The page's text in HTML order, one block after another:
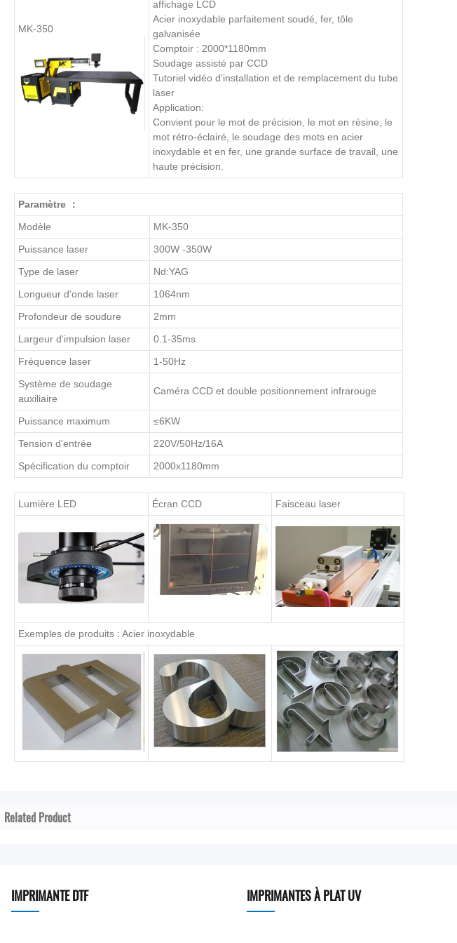
MK-350
affichage LCD
Acier inoxydable parfaitement soudé, fer, tôle
galvanisée
Comptoir : 2000*1180mm
Soudage assisté par CCD
Tutoriel vidéo d'installation et de remplacement du tube
laser
Application:
Convient pour le mot de précision, le mot en résine, le
mot rétro-éclairé, le soudage des mots en acier
inoxydable et en fer, une grande surface de travail, une
haute précision.
Paramètre
：
Modèle
MK-350
Puissance laser
300W -350W
Type de laser
Nd:YAG
Longueur d'onde laser
1064nm
Profondeur de soudure
2mm
Largeur d'impulsion laser
0.1-35ms
Fréquence laser
1-50Hz
Système de soudage
auxiliaire
Caméra CCD et double positionnement infrarouge
Puissance maximum
≤6KW
Tension d'entrée
220V/50Hz/16A
Spécification du comptoir
2000x1180mm
Lumière LED Écran CCD Faisceau laser
Exemples de produits : Acier inoxydable
Related Product
IMPRIMANTE DTF IMPRIMANTES À PLAT UV